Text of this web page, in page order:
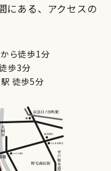
にある、アクセスの
ら徒歩1分
歩3分
徒歩5分